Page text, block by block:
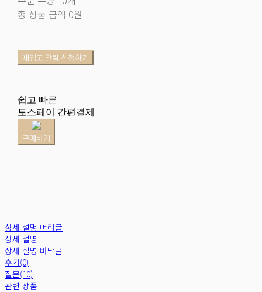
총 상품 금액 0원
재입고 알림 신청하기
쉽고 빠른
토스페이 간편결제
구매하기
상세 설명 머리글
상세 설명
상세 설명 바닥글
후기(0)
질문(10)
관련 상품